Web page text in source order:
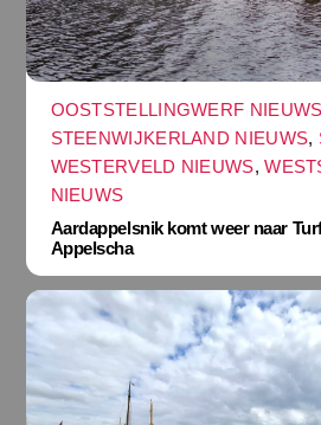
OOSTSTELLINGWERF NIEUWS
STEENWIJKERLAND NIEUWS,
WESTERVELD NIEUWS,
NIEUWS
Aardappelsnik komt weer naar
Appelscha